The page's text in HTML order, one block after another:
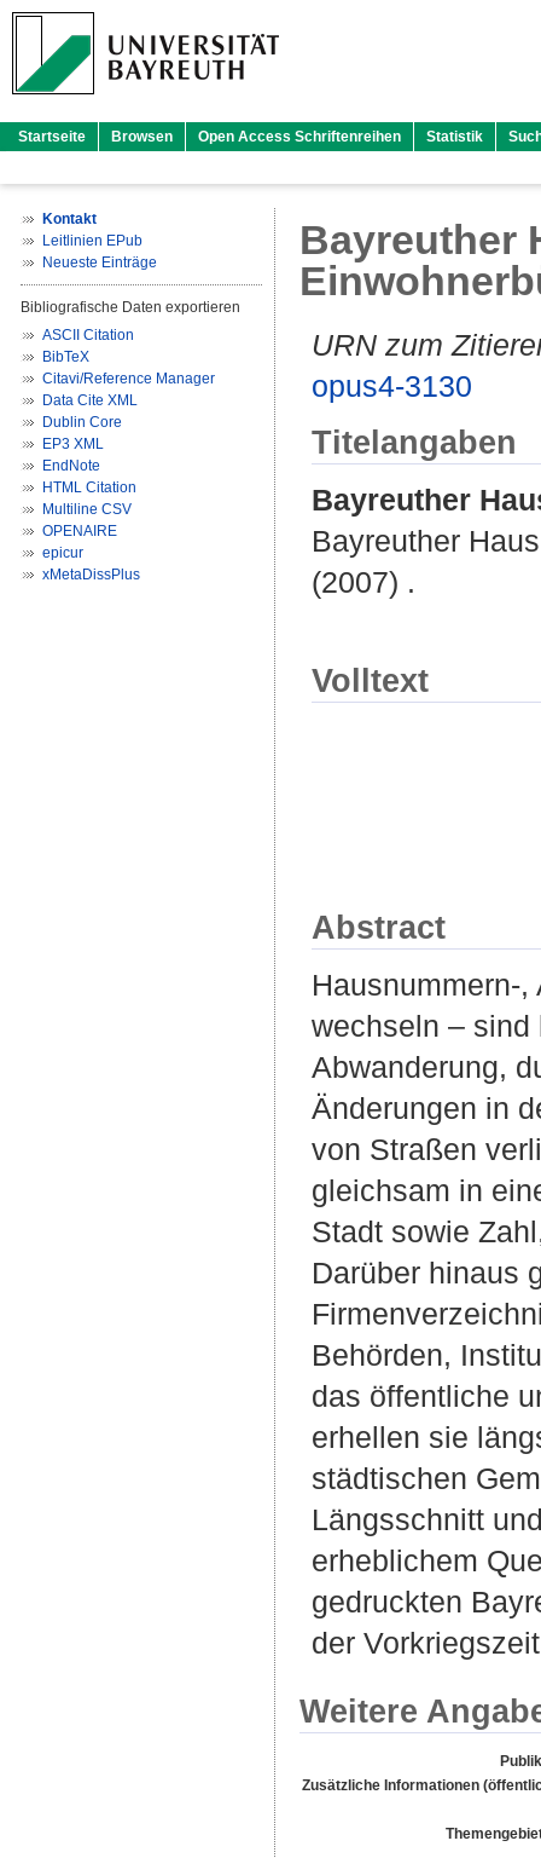
Startseite Browsen Open Access Schriftenreihen Statistik
Kontakt
Leitlinien EPub
Neueste Einträge
Bibliografische Daten exportieren
ASCII Citation
BibTeX
Citavi/Reference Manager
Data Cite XML
Dublin Core
EP3 XML
EndNote
HTML Citation
Multiline CSV
OPENAIRE
epicur
xMetaDissPlus
Bayreuther
URN zum
opus4-3130
Titelangaben
Bayreuther
Bayreuther
(2007) .
Volltext
Abstract
Hausnummern-
wechseln – sind
Abwanderung,
Änderungen in
von Straßen
gleichsam in
Stadt sowie
Darüber hinaus
Behörden,
das öffentliche
erhellen sie
städtischen
Längsschnitt
erheblichem
gedruckten
der
Weitere
Zusätzliche Informationen